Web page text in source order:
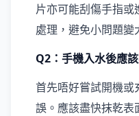
片亦可能刮傷手指
處理，避免小問題變
Q2：手機入水後應
首先唔好嘗試開機或
誤。應該盡快抹乾表